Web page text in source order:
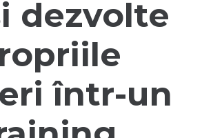
dezvolte
într-un